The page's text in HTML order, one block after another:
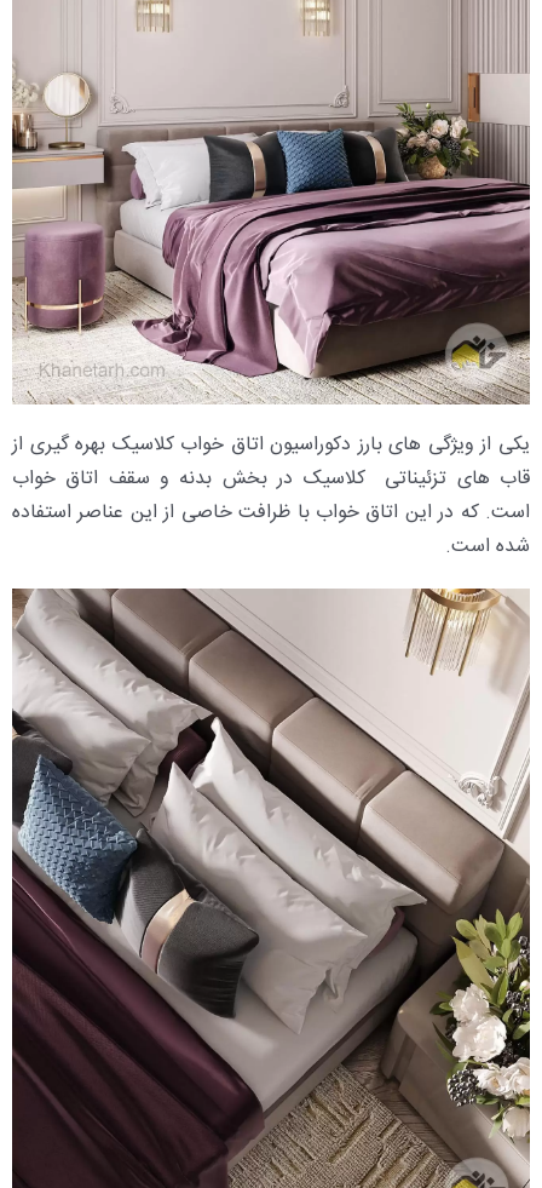
یکی از ویژگی های بارز دکوراسیون اتاق خواب کلاسیک بهره گیری از
قاب های تزئیناتی کلاسیک در بخش بدنه و سقف اتاق خواب
است. که در این اتاق خواب با ظرافت خاصی از این عناصر استفاده
شده است.